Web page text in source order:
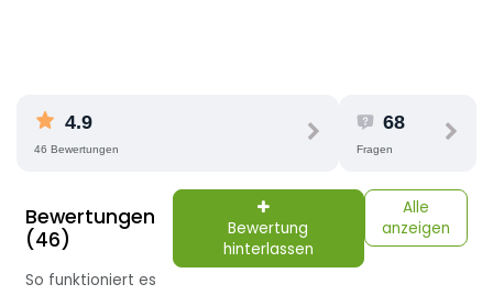
4.9
46 Bewertungen
68
Fragen
Bewertungen
(46)
Bewertung
hinterlassen
Alle
anzeigen
So funktioniert es